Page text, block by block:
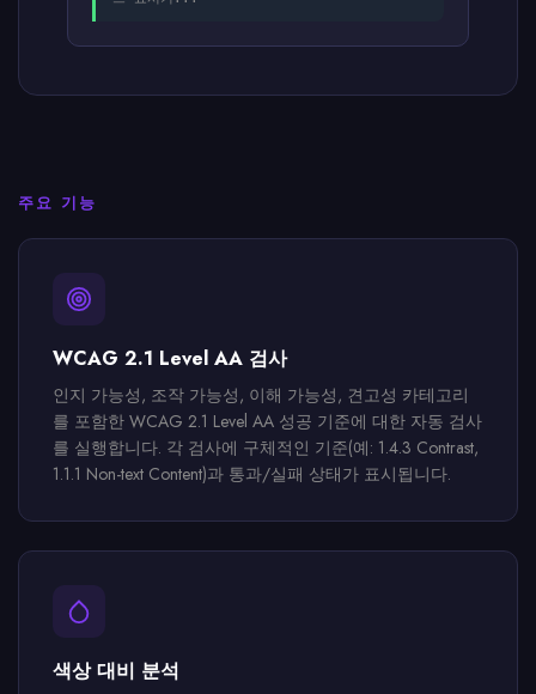
주요 기능
WCAG 2.1 Level AA 검사
인지 가능성, 조작 가능성, 이해 가능성, 견고성 카테고리
를 포함한 WCAG 2.1 Level AA 성공 기준에 대한 자동 검사
를 실행합니다. 각 검사에 구체적인 기준(예: 1.4.3 Contrast,
1.1.1 Non-text Content)과 통과/실패 상태가 표시됩니다.
색상 대비 분석